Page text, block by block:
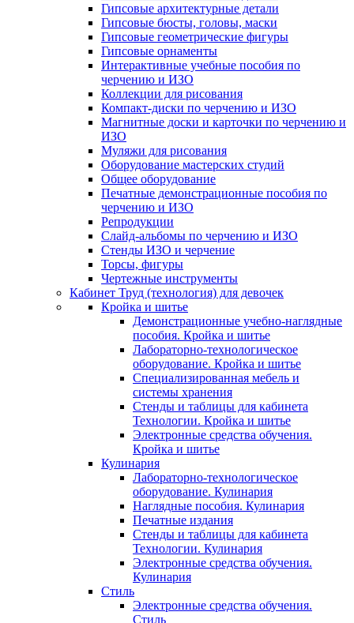
Гипсовые архитектурные детали
Гипсовые бюсты, головы, маски
Гипсовые геометрические фигуры
Гипсовые орнаменты
Интерактивные учебные пособия по
черчению и ИЗО
Коллекции для рисования
Компакт-диски по черчению и ИЗО
Магнитные доски и карточки по черчению и
ИЗО
Муляжи для рисования
Оборудование мастерских студий
Общее оборудование
Печатные демонстрационные пособия по
черчению и ИЗО
Репродукции
Слайд-альбомы по черчению и ИЗО
Стенды ИЗО и черчение
Торсы, фигуры
Чертежные инструменты
Кабинет Труд (технология) для девочек
Кройка и шитье
Демонстрационные учебно-наглядные
пособия. Кройка и шитье
Лабораторно-технологическое
оборудование. Кройка и шитье
Специализированная мебель и
системы хранения
Стенды и таблицы для кабинета
Технологии. Кройка и шитье
Электронные средства обучения.
Кройка и шитье
Кулинария
Лабораторно-технологическое
оборудование. Кулинария
Наглядные пособия. Кулинария
Печатные издания
Стенды и таблицы для кабинета
Технологии. Кулинария
Электронные средства обучения.
Кулинария
Стиль
Электронные средства обучения.
Стиль